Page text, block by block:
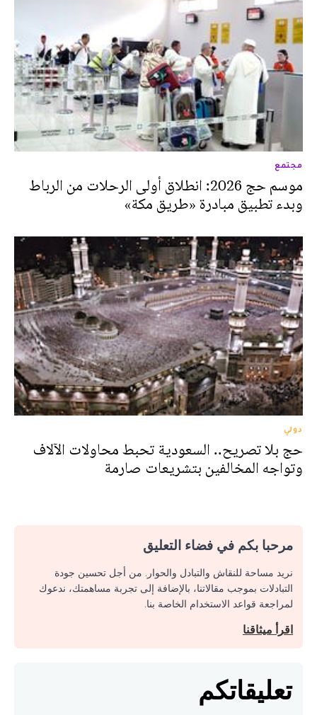
مجتمع
موسم حج 2026: انطلاق أولى الرحلات من الرباط
وبدء تطبيق مبادرة «طريق مكة»
دولي
حج بلا تصريح.. السعودية تحبط محاولات الآلاف
وتواجه المخالفين بتشريعات صارمة
مرحبا بكم في فضاء التعليق
نريد مساحة للنقاش والتبادل والحوار. من أجل تحسين جودة
التبادلات بموجب مقالاتنا، بالإضافة إلى تجربة مساهمتك، ندعوك
لمراجعة قواعد الاستخدام الخاصة بنا.
اقرأ ميثاقنا
تعليقاتكم